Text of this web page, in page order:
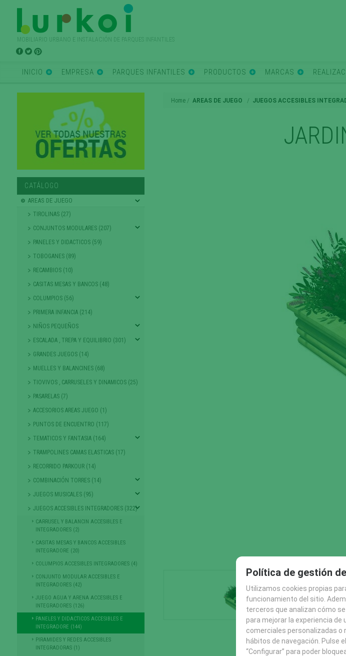
MOBILIARIO URBANO E INSTALACIÓN DE PARQUES INFANTILES
INICIO EMPRESA PARQUES INFANTILES PRODUCTOS MARCAS
CATÁLOGO
AREAS DE JUEGO
TIROLINAS (27)
CONJUNTOS MODULARES (207)
PANELES Y DIDACTICOS (59)
TOBOGANES (89)
RECAMBIOS (10)
CASITAS MESAS Y BANCOS (48)
COLUMPIOS (56)
PRIMERA INFANCIA (214)
NIÑOS PEQUEÑOS
ESCALADA , TREPA Y EQUILIBRIO (301)
GRANDES JUEGOS (14)
MUELLES Y BALANCINES (68)
TIOVIVOS , CARRUSELES Y DINAMICOS (25)
PASARELAS (7)
ACCESORIOS AREAS JUEGO (1)
PUNTOS DE ENCUENTRO (117)
TEMATICOS Y FANTASIA (164)
TRAMPOLINES CAMAS ELASTICAS (17)
RECORRIDO PARKOUR (14)
COMBINACIÓN TORRES (14)
JUEGOS MUSICALES (95)
JUEGOS ACCESIBLES INTEGRADORES (322)
CARRUSEL Y BALANCIN ACCESIBLES E
INTEGRADORES (2)
CASITAS MESAS Y BANCOS ACCESIBLES
INTEGRADORE (20)
COLUMPIOS ACCESIBLES INTEGRADORES (4)
CONJUNTO MODULAR ACCESIBLES E
INTEGRADORES (42)
JUEGO AGUA Y ARENA ACCESIBLES E
INTEGRADORES (126)
PANELES Y DIDACTICOS ACCESIBLES E
INTEGRADORE (144)
PIRAMIDES Y REDES ACCESIBLES
INTEGRADORAS (1)
Home AREAS DE JUEGO JUEGOS ACCESIBLES
Política de gestión
Utilizamos cookies propias
funcionamiento del sitio.
terceros que analizan cómo
para mejorar la experiencia de
comerciales personalizadas o
hábitos de navegación. Pulse
“Configurar” para poder